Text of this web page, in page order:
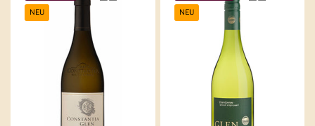
NEU NEU